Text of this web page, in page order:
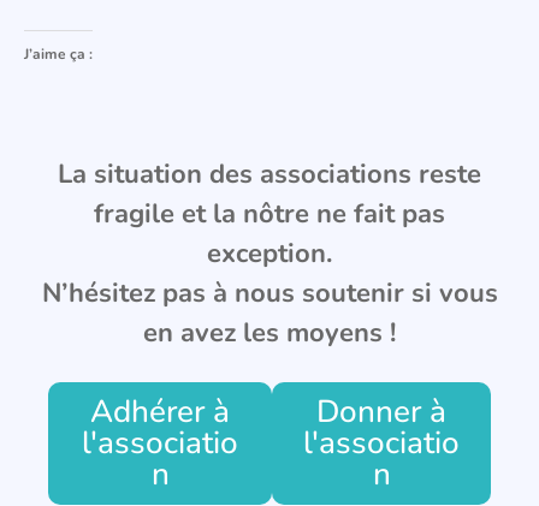
J’aime ça :
La situation des associations reste
fragile et la nôtre ne fait pas
exception.
N’hésitez pas à nous soutenir si vous
en avez les moyens !
Adhérer à
l'associatio
n
Donner à
l'associatio
n